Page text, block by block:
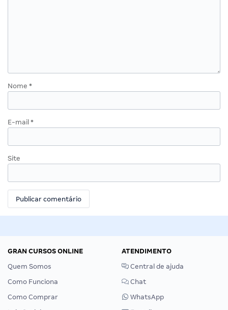
Nome *
E-mail *
Site
GRAN CURSOS ONLINE
Quem Somos
Como Funciona
Como Comprar
ATENDIMENTO
Central de ajuda
Chat
WhatsApp